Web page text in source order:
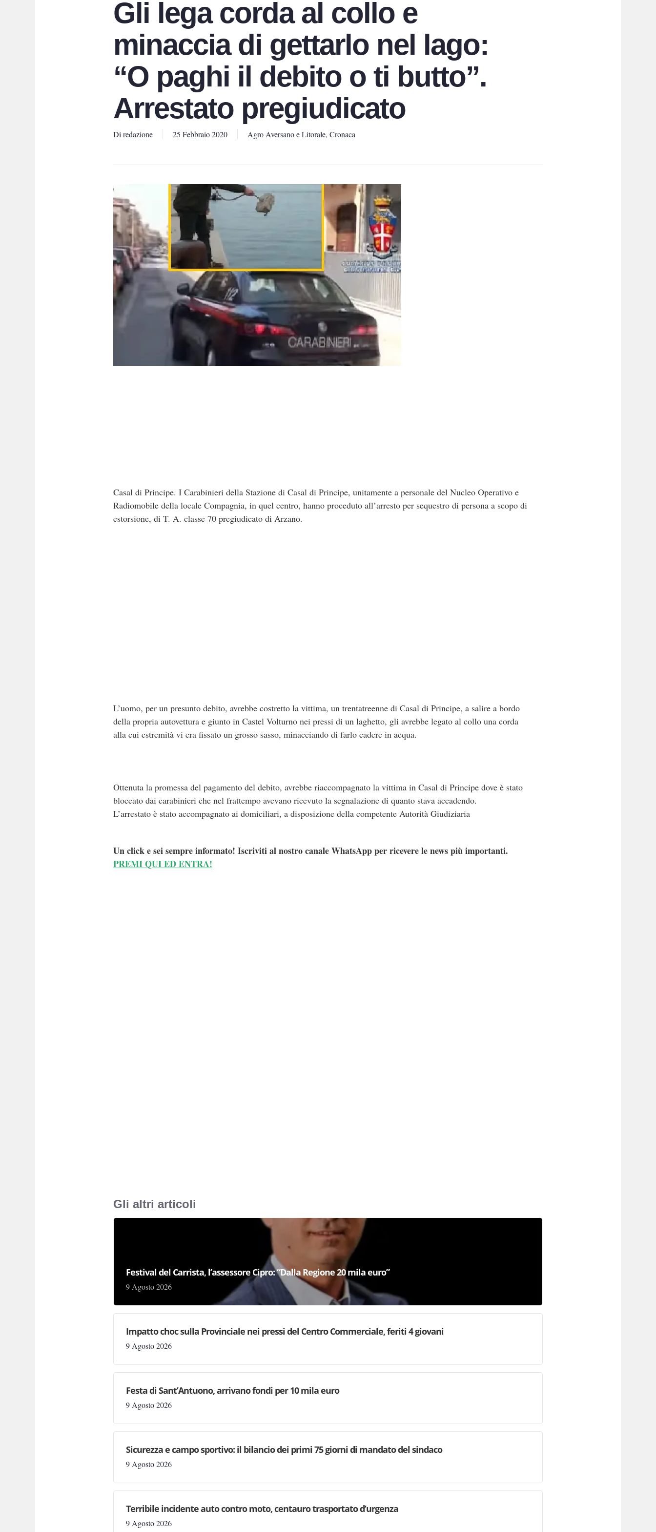
Gli lega corda al collo e
minaccia di gettarlo nel lago:
“O paghi il debito o ti butto”.
Arrestato pregiudicato
Di redazione 25 Febbraio 2020 Agro Aversano e Litorale, Cronaca
Casal di Principe. I Carabinieri della Stazione di Casal di Principe, unitamente a personale del Nucleo Operativo e
Radiomobile della locale Compagnia, in quel centro, hanno proceduto all’arresto per sequestro di persona a scopo di
estorsione, di T. A. classe 70 pregiudicato di Arzano.
L’uomo, per un presunto debito, avrebbe costretto la vittima, un trentatreenne di Casal di Principe, a salire a bordo
della propria autovettura e giunto in Castel Volturno nei pressi di un laghetto, gli avrebbe legato al collo una corda
alla cui estremità vi era fissato un grosso sasso, minacciando di farlo cadere in acqua.
Ottenuta la promessa del pagamento del debito, avrebbe riaccompagnato la vittima in Casal di Principe dove è stato
bloccato dai carabinieri che nel frattempo avevano ricevuto la segnalazione di quanto stava accadendo.
L’arrestato è stato accompagnato ai domiciliari, a disposizione della competente Autorità Giudiziaria
Un click e sei sempre informato! Iscriviti al nostro canale WhatsApp per ricevere le news più importanti.
PREMI QUI ED ENTRA!
Gli altri articoli
Festival del Carrista, l’assessore Cipro: “Dalla Regione 20 mila euro”
9 Agosto 2026
Impatto choc sulla Provinciale nei pressi del Centro Commerciale, feriti 4 giovani
9 Agosto 2026
Festa di Sant’Antuono, arrivano fondi per 10 mila euro
9 Agosto 2026
Sicurezza e campo sportivo: il bilancio dei primi 75 giorni di mandato del sindaco
9 Agosto 2026
Terribile incidente auto contro moto, centauro trasportato d’urgenza
9 Agosto 2026